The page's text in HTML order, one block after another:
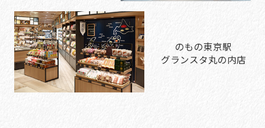
のもの東京駅
グランスタ丸の内店